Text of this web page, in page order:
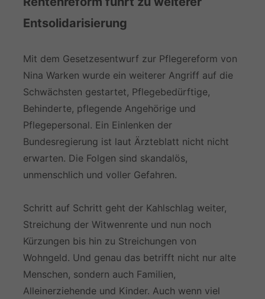
Entsolidarisierung
Mit dem Gesetzesentwurf zur Pflegereform von
Nina Warken wurde ein weiterer Angriff auf die
Schwächsten gestartet, Pflegebedürftige,
Behinderte, pflegende Angehörige und
Pflegepersonal. Ein Einlenken der
Bundesregierung ist laut Ärzteblatt nicht nicht
erwarten. Die Folgen sind skandalös,
unmenschlich und voller Gefahren.
Schritt auf Schritt geht der Kahlschlag weiter,
Streichung der Witwenrente und nun noch
Kürzungen bis hin zu Streichungen von
Wohngeld. Und genau das betrifft nicht nur alte
Menschen, sondern auch Familien,
Alleinerziehende und Kinder. Auch wenn viel